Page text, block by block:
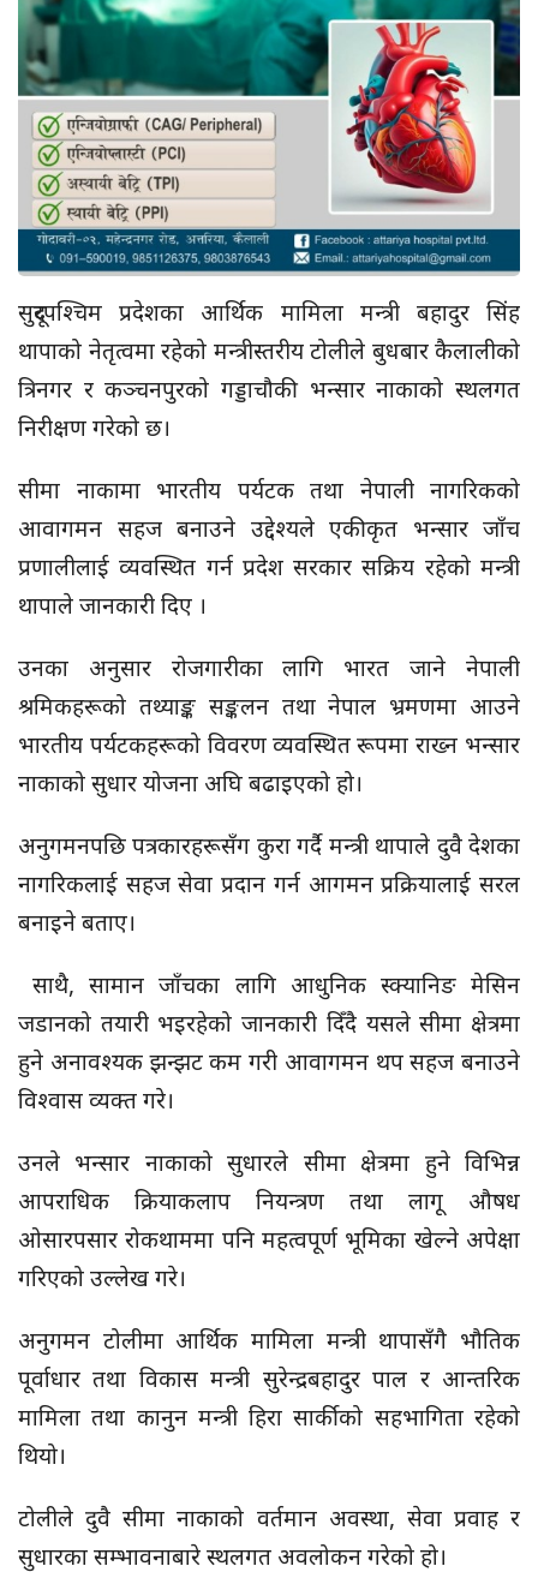
सुदूरपश्चिम प्रदेशका आर्थिक मामिला मन्त्री बहादुर सिंह
थापाको नेतृत्वमा रहेको मन्त्रीस्तरीय टोलीले बुधबार कैलालीको
त्रिनगर र कञ्चनपुरको गड्डाचौकी भन्सार नाकाको स्थलगत
निरीक्षण गरेको छ।
सीमा नाकामा भारतीय पर्यटक तथा नेपाली नागरिकको
आवागमन सहज बनाउने उद्देश्यले एकीकृत भन्सार जाँच
प्रणालीलाई व्यवस्थित गर्न प्रदेश सरकार सक्रिय रहेको मन्त्री
थापाले जानकारी दिए ।
उनका अनुसार रोजगारीका लागि भारत जाने नेपाली
श्रमिकहरूको तथ्याङ्क सङ्कलन तथा नेपाल भ्रमणमा आउने
भारतीय पर्यटकहरूको विवरण व्यवस्थित रूपमा राख्न भन्सार
नाकाको सुधार योजना अघि बढाइएको हो।
अनुगमनपछि पत्रकारहरूसँग कुरा गर्दै मन्त्री थापाले दुवै देशका
नागरिकलाई सहज सेवा प्रदान गर्न आगमन प्रक्रियालाई सरल
बनाइने बताए।
साथै, सामान जाँचका लागि आधुनिक स्क्यानिङ मेसिन
जडानको तयारी भइरहेको जानकारी दिँदै यसले सीमा क्षेत्रमा
हुने अनावश्यक झन्झट कम गरी आवागमन थप सहज बनाउने
विश्वास व्यक्त गरे।
उनले भन्सार नाकाको सुधारले सीमा क्षेत्रमा हुने विभिन्न
आपराधिक क्रियाकलाप नियन्त्रण तथा लागू औषध
ओसारपसार रोकथाममा पनि महत्वपूर्ण भूमिका खेल्ने अपेक्षा
गरिएको उल्लेख गरे।
अनुगमन टोलीमा आर्थिक मामिला मन्त्री थापासँगै भौतिक
पूर्वाधार तथा विकास मन्त्री सुरेन्द्रबहादुर पाल र आन्तरिक
मामिला तथा कानुन मन्त्री हिरा सार्कीको सहभागिता रहेको
थियो।
टोलीले दुवै सीमा नाकाको वर्तमान अवस्था, सेवा प्रवाह र
सुधारका सम्भावनाबारे स्थलगत अवलोकन गरेको हो।